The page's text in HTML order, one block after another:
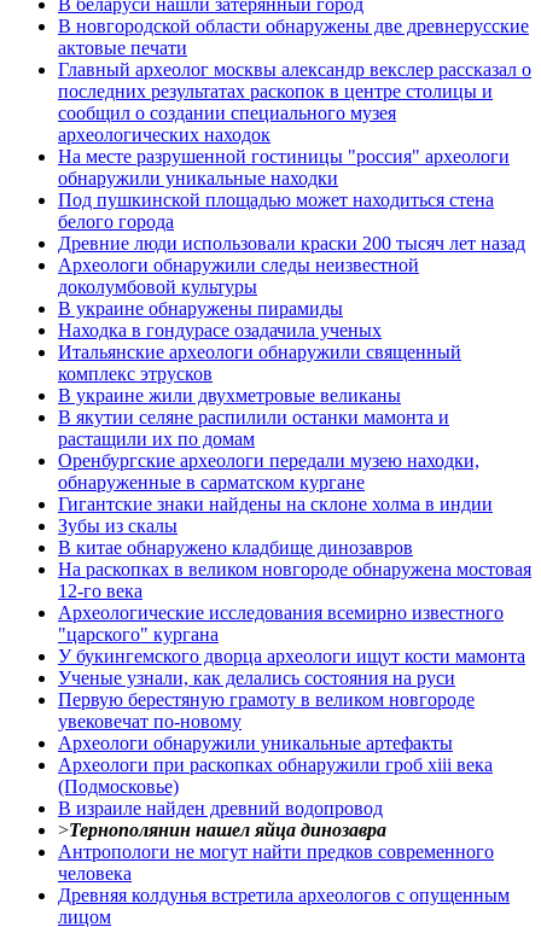
В беларуси нашли затерянный город
В новгородской области обнаружены две древнерусские
актовые печати
Главный археолог москвы александр векслер рассказал о
последних результатах раскопок в центре столицы и
сообщил о создании специального музея
археологических находок
На месте разрушенной гостиницы "россия" археологи
обнаружили уникальные находки
Под пушкинской площадью может находиться стена
белого города
Древние люди использовали краски 200 тысяч лет назад
Археологи обнаружили следы неизвестной
доколумбовой культуры
В украине обнаружены пирамиды
Находка в гондурасе озадачила ученых
Итальянские археологи обнаружили священный
комплекс этрусков
В украине жили двухметровые великаны
В якутии селяне распилили останки мамонта и
растащили их по домам
Оренбургские археологи передали музею находки,
обнаруженные в сарматском кургане
Гигантские знаки найдены на склоне холма в индии
Зубы из скалы
В китае обнаружено кладбище динозавров
На раскопках в великом новгороде обнаружена мостовая
12-го века
Археологические исследования всемирно известного
"царского" кургана
У букингемского дворца археологи ищут кости мамонта
Ученые узнали, как делались состояния на руси
Первую берестяную грамоту в великом новгороде
увековечат по-новому
Археологи обнаружили уникальные артефакты
Археологи при раскопках обнаружили гроб xiii века
(Подмосковье)
В израиле найден древний водопровод
>Тернополянин нашел яйца динозавра
Антропологи не могут найти предков современного
человека
Древняя колдунья встретила археологов с опущенным
лицом